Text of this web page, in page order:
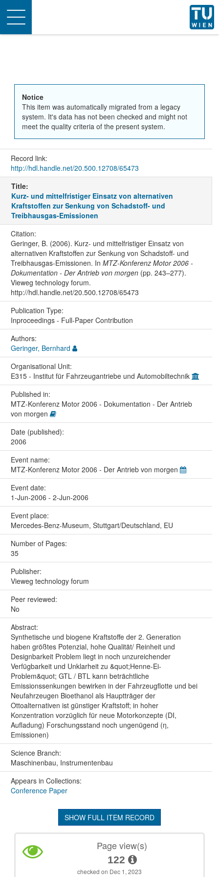
Toggle
navigation
Notice
This item was automatically migrated from a legacy
system. It's data has not been checked and might not
meet the quality criteria of the present system.
Record link:
http://hdl.handle.net/20.500.12708/65473
Title:
Kurz- und mittelfristiger Einsatz von alternativen
Kraftstoffen zur Senkung von Schadstoff- und
Treibhausgas-Emissionen
Citation:
Geringer, B. (2006). Kurz- und mittelfristiger Einsatz von
alternativen Kraftstoffen zur Senkung von Schadstoff- und
Treibhausgas-Emissionen. In MTZ-Konferenz Motor 2006 -
Dokumentation - Der Antrieb von morgen(pp. 243–277).
Vieweg technology forum.
http://hdl.handle.net/20.500.12708/65473
Publication Type:
Inproceedings - Full-Paper Contribution
Authors:
Geringer, Bernhard
Organisational Unit:
E315 - Institut für Fahrzeugantriebe und Automobiltechnik
Published in:
MTZ-Konferenz Motor 2006 - Dokumentation - Der Antrieb
von morgen
Date (published):
2006
Event name:
MTZ-Konferenz Motor 2006 - Der Antrieb von morgen
Event date:
1-Jun-2006 - 2-Jun-2006
Event place:
Mercedes-Benz-Museum, Stuttgart/Deutschland, EU
Number of Pages:
35
Publisher:
Vieweg technology forum
Peer reviewed:
No
Abstract:
Synthetische und biogene Kraftstoffe der 2. Generation
haben größtes Potenzial, hohe Qualität/ Reinheit und
Designbarkeit Problem liegt in noch unzureichender
Verfügbarkeit und Unklarheit zu &quot;Henne-Ei-
Problem&quot; GTL / BTL kann beträchtliche
Emissionssenkungen bewirken in der Fahrzeugflotte und bei
Neufahrzeugen Bioethanol als Hauptträger der
Ottoalternativen ist günstiger Kraftstoff; in hoher
Konzentration vorzüglich für neue Motorkonzepte (DI,
Aufladung) Forschungsstand noch ungenügend (η,
Emissionen)
Science Branch:
Maschinenbau, Instrumentenbau
Appears in Collections:
Conference Paper
SHOW FULL ITEM RECORD
Page view(s)
122
checked on Dec 1, 2023